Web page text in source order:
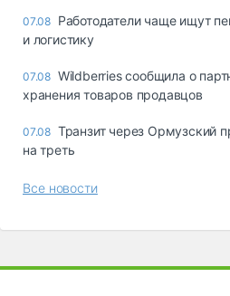
07.08 Работодатели чаще ищут
и логистику
07.08 Wildberries сообщила о
хранения товаров продавцов
07.08 Транзит через Ормузский
на треть
Все новости